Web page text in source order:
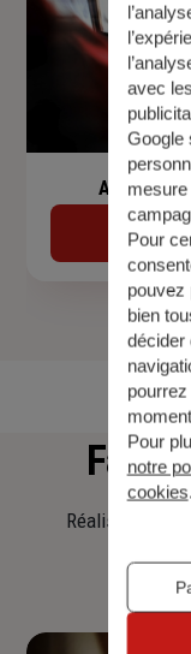
Réalisez une
avec
Google
Pour
pouvez
bien
décider
Pour
notre
cookies.